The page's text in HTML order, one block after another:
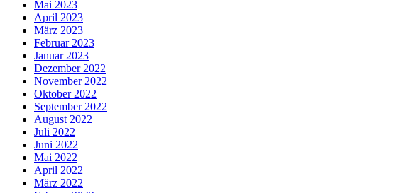
Mai 2023
April 2023
März 2023
Februar 2023
Januar 2023
Dezember 2022
November 2022
Oktober 2022
September 2022
August 2022
Juli 2022
Juni 2022
Mai 2022
April 2022
März 2022